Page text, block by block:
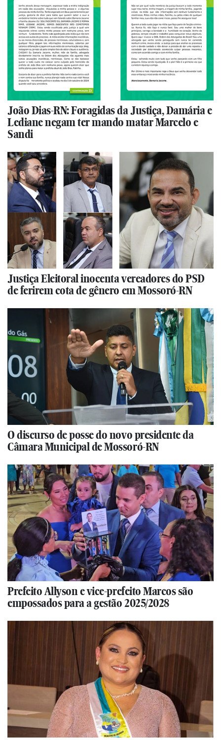
João Dias-RN: Foragidas da Justiça, Damária e
Lediane negam ter mando matar Marcelo e
Sandi
Justiça Eleitoral inocenta vereadores do PSD
de ferirem cota de gênero em Mossoró-RN
O discurso de posse do novo presidente da
Câmara Municipal de Mossoró-RN
Prefeito Allyson e vice-prefeito Marcos são
empossados para a gestão 2025/2028